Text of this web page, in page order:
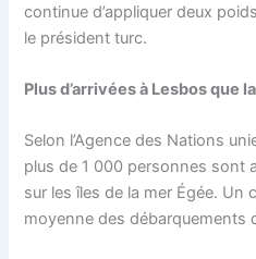
continue d’appliquer deux
le président turc.
Plus d’arrivées à Lesbos que
Selon l’Agence des Nations
plus de 1 000 personnes sont
sur les îles de la mer Égée. Un
moyenne des débarquements